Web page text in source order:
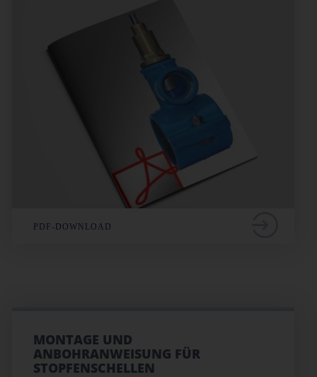
PDF-DOWNLOAD
MONTAGE UND
ANBOHRANWEISUNG FÜR
STOPFENSCHELLEN